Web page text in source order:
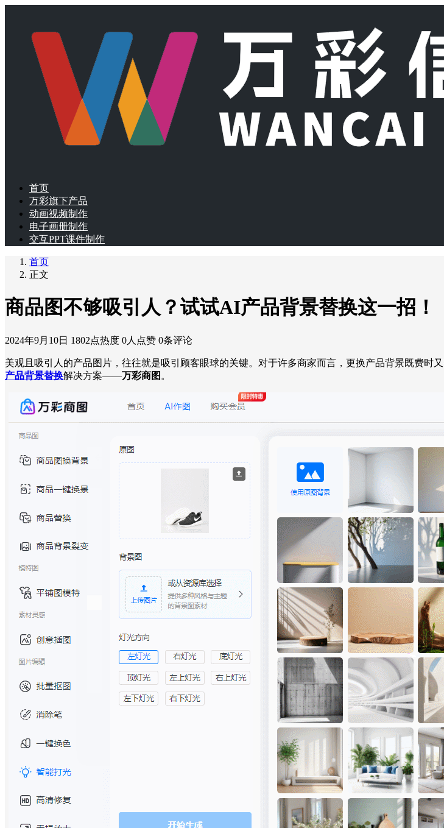
首页
万彩旗下产品
动画视频制作
电子画册制作
交互PPT课件制作
首页
正文
商品图不够吸引人？试试AI产品背景替换这一招！
2024年9月10日 1802点热度 0人点赞 0条评论
美观且吸引人的产品图片，往往就是吸引顾客眼球的关键。对于许多商家而言，更换产品背景既费
产品背景替换解决方案——万彩商图 。